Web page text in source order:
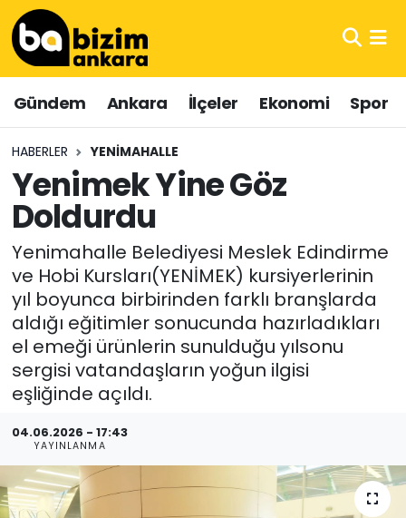
Gündem Ankara İlçeler Ekonomi Spor
HABERLER YENIMAHALLE
Yenimek Yine Göz
Doldurdu
Yenimahalle Belediyesi Meslek Edindirme
ve Hobi Kursları(YENİMEK) kursiyerlerinin
yıl boyunca birbirinden farklı branşlarda
aldığı eğitimler sonucunda hazırladıkları
el emeği ürünlerin sunulduğu yılsonu
sergisi vatandaşların yoğun ilgisi
eşliğinde açıldı.
04.06.2026 - 17:43
YAYINLANMA
Hava Durumu
Trafik Durumu
Süper Lig Puan Durumu ve Fikstür
Tüm Manşetler
Son Dakika Haberleri
Haber Arşivi